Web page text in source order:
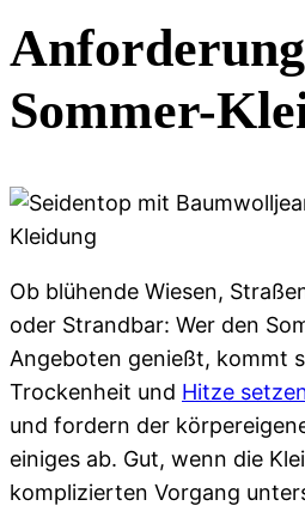
Sommer-
Ob blühende Wiesen,
oder Strandbar: Wer den
Angeboten genießt, kommt
Trockenheit und Hitze
und fordern der
einiges ab. Gut, wenn die
komplizierten Vorgang